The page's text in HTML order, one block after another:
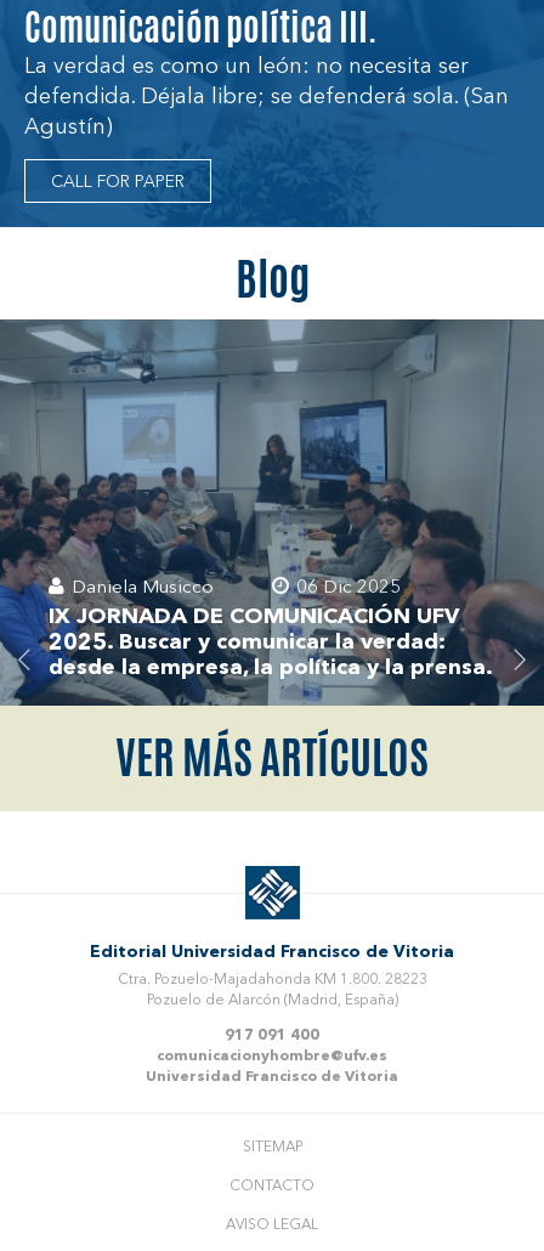
Comunicación política III.
La verdad es como un león: no necesita ser
defendida. Déjala libre; se defenderá sola. (San
Agustín)
CALL FOR PAPER
Blog
Daniela Musicco 06 Dic 2025
IX JORNADA DE COMUNICACIÓN UFV
2025. Buscar y comunicar la verdad:
desde la empresa, la política y la prensa.
VER MÁS ARTÍCULOS
Editorial Universidad Francisco de Vitoria
Ctra. Pozuelo-Majadahonda KM 1.800. 28223
Pozuelo de Alarcón (Madrid, España)
917 091 400
comunicacionyhombre@ufv.es
Universidad Francisco de Vitoria
SITEMAP
CONTACTO
AVISO LEGAL